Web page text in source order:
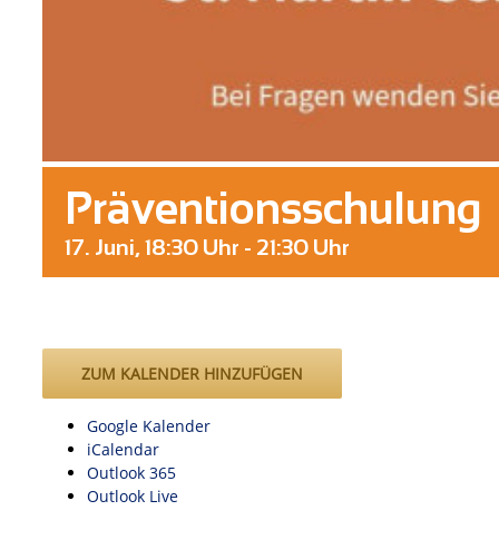
Präventionsschulung
17. Juni, 18:30 Uhr - 21:30 Uhr
ZUM KALENDER HINZUFÜGEN
Google Kalender
iCalendar
Outlook 365
Outlook Live